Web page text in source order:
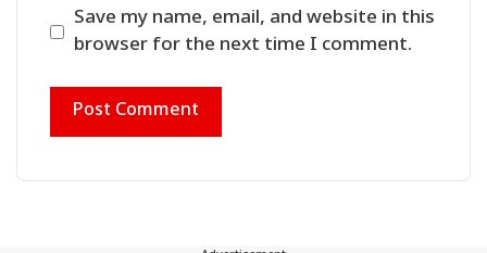
Save my name, email, and website in this
browser for the next time I comment.